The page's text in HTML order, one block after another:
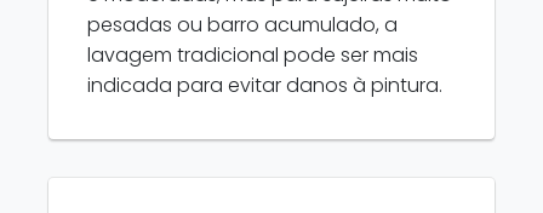
pesadas ou barro acumulado, a
lavagem tradicional pode ser mais
indicada para evitar danos à pintura.